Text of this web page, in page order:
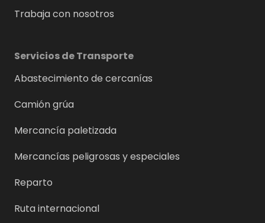
Trabaja con nosotros
Servicios de Transporte
Abastecimiento de cercanías
Camión grúa
Mercancía paletizada
Mercancías peligrosas y especiales
Reparto
Ruta internacional